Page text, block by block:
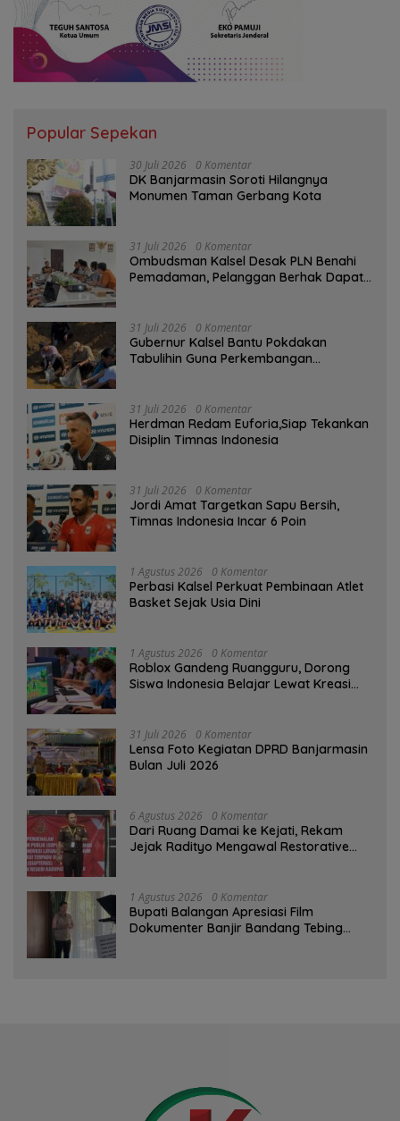
Popular Sepekan
30 Juli 2026 0 Komentar
DK Banjarmasin Soroti Hilangnya
Monumen Taman Gerbang Kota
31 Juli 2026 0 Komentar
Ombudsman Kalsel Desak PLN Benahi
Pemadaman, Pelanggan Berhak Dapat
31 Juli 2026 0 Komentar
Gubernur Kalsel Bantu Pokdakan
Tabulihin Guna Perkembangan
31 Juli 2026 0 Komentar
Herdman Redam Euforia,Siap Tekankan
Disiplin Timnas Indonesia
31 Juli 2026 0 Komentar
Jordi Amat Targetkan Sapu Bersih,
Timnas Indonesia Incar 6 Poin
1 Agustus 2026 0 Komentar
Perbasi Kalsel Perkuat Pembinaan Atlet
Basket Sejak Usia Dini
1 Agustus 2026 0 Komentar
Roblox Gandeng Ruangguru, Dorong
Siswa Indonesia Belajar Lewat Kreasi
31 Juli 2026 0 Komentar
Lensa Foto Kegiatan DPRD Banjarmasin
Bulan Juli 2026
6 Agustus 2026 0 Komentar
Dari Ruang Damai ke Kejati, Rekam
Jejak Radityo Mengawal Restorative
1 Agustus 2026 0 Komentar
Bupati Balangan Apresiasi Film
Dokumenter Banjir Bandang Tebing